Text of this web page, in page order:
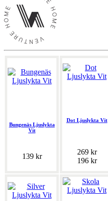
Bungenäs Ljuslykta
Vit
139 kr
Dot Ljuslykta Vit
269 kr
196 kr